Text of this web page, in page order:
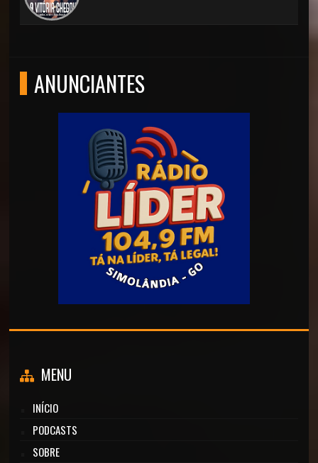
ANUNCIANTES
MENU
INÍCIO
PODCASTS
SOBRE